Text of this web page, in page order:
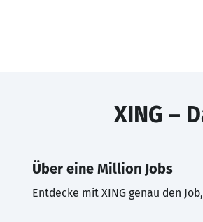
XING –
Über eine Million Jobs
Entdecke mit XING genau den